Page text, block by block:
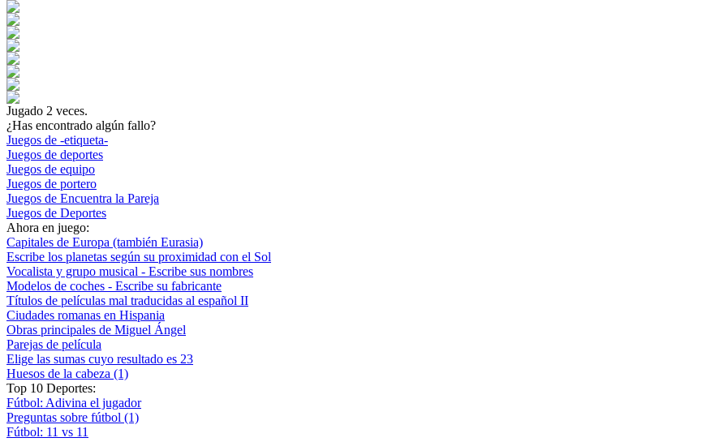
Jugado 2 veces.
¿Has encontrado algún fallo?
Juegos de -etiqueta-
Juegos de deportes
Juegos de equipo
Juegos de portero
Juegos de Encuentra la Pareja
Juegos de Deportes
Ahora en juego:
Capitales de Europa (también Eurasia)
Escribe los planetas según su proximidad con el Sol
Vocalista y grupo musical - Escribe sus nombres
Modelos de coches - Escribe su fabricante
Títulos de películas mal traducidas al español II
Ciudades romanas en Hispania
Obras principales de Miguel Ángel
Parejas de película
Elige las sumas cuyo resultado es 23
Huesos de la cabeza (1)
Top 10 Deportes:
Fútbol: Adivina el jugador
Preguntas sobre fútbol (1)
Fútbol: 11 vs 11